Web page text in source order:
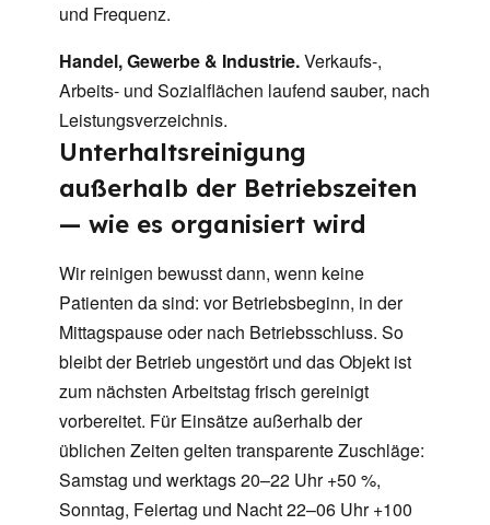
und Frequenz.
Handel, Gewerbe & Industrie.Verkaufs-,
Arbeits- und Sozialflächen laufend sauber, nach
Leistungsverzeichnis.
Unterhaltsreinigung
außerhalb der Betriebszeiten
— wie es organisiert wird
Wir reinigen bewusst dann, wenn keine
Patienten da sind: vor Betriebsbeginn, in der
Mittagspause oder nach Betriebsschluss. So
bleibt der Betrieb ungestört und das Objekt ist
zum nächsten Arbeitstag frisch gereinigt
vorbereitet. Für Einsätze außerhalb der
üblichen Zeiten gelten transparente Zuschläge:
Samstag und werktags 20–22 Uhr +50 %,
Sonntag, Feiertag und Nacht 22–06 Uhr +100